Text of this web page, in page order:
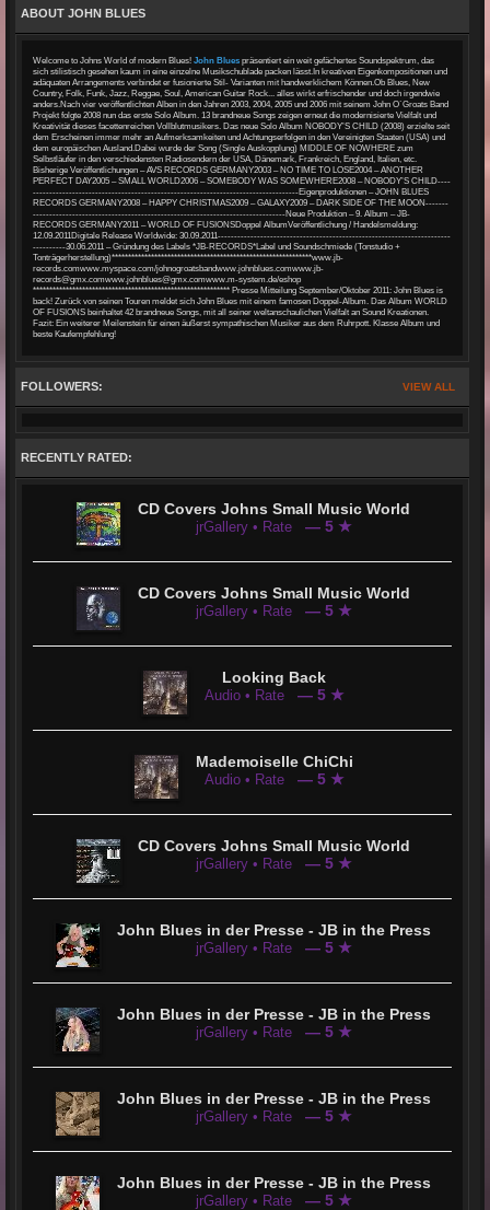
ABOUT JOHN BLUES
Welcome to Johns World of modern Blues!John Blues präsentiert ein weit gefächertes Soundspektrum, das
sich stilistisch gesehen kaum in eine einzelne Musikschublade packen lässt.In kreativen Eigenkompositionen und
adäquaten Arrangements verbindet er fusionierte Stil- Varianten mit handwerklichem Können.Ob Blues, New
Country, Folk, Funk, Jazz, Reggae, Soul, American Guitar Rock... alles wirkt erfrischender und doch irgendwie
anders.Nach vier veröffentlichten Alben in den Jahren 2003, 2004, 2005 und 2006 mit seinem John O`Groats Band
Projekt folgte 2008 nun das erste Solo Album. 13 brandneue Songs zeigen erneut die modernisierte Vielfalt und
Kreativität dieses facettenreichen Vollblutmusikers. Das neue Solo Album NOBODY’S CHILD (2008) erzielte seit
dem Erscheinen immer mehr an Aufmerksamkeiten und Achtungserfolgen in den Vereinigten Staaten (USA) und
dem europäischen Ausland.Dabei wurde der Song (Single Auskopplung) MIDDLE OF NOWHERE zum
Selbstläufer in den verschiedensten Radiosendern der USA, Dänemark, Frankreich, England, Italien, etc.
Bisherige Veröffentlichungen – AVS RECORDS GERMANY2003 – NO TIME TO LOSE2004 – ANOTHER
PERFECT DAY2005 – SMALL WORLD2006 – SOMEBODY WAS SOMEWHERE2008 – NOBODY’S CHILD----
---------------------------------------------------------------------------------Eigenproduktionen – JOHN BLUES
RECORDS GERMANY2008 – HAPPY CHRISTMAS2009 – GALAXY2009 – DARK SIDE OF THE MOON-------
-----------------------------------------------------------------------------Neue Produktion – 9. Album – JB-
RECORDS GERMANY2011 – WORLD OF FUSIONSDoppel AlbumVeröffentlichung / Handelsmeldung:
12.09.2011Digitale Release Worldwide: 30.09.2011-----------------------------------------------------------------------
----------30.06.2011 – Gründung des Labels *JB-RECORDS*Label und Soundschmiede (Tonstudio +
Tonträgerherstellung)*************************************************************www.jb-
records.comwww.myspace.com/johnogroatsbandwww.johnblues.comwww.jb-
records@gmx.comwww.johnblues@gmx.comwww.m-system.de/eshop
************************************************************ Presse Mitteilung September/Oktober 2011: John Blues is
back! Zurück von seinen Touren meldet sich John Blues mit einem famosen Doppel-Album. Das Album WORLD
OF FUSIONS beinhaltet 42 brandneue Songs, mit all seiner weltanschaulichen Vielfalt an Sound Kreationen.
Fazit: Ein weiterer Meilenstein für einen äußerst sympathischen Musiker aus dem Ruhrpott. Klasse Album und
beste Kaufempfehlung!
VIEW ALL
FOLLOWERS:
RECENTLY RATED:
CD Covers Johns Small Music World
jrGallery • Rate — 5 ★
CD Covers Johns Small Music World
jrGallery • Rate — 5 ★
Looking Back
Audio • Rate — 5 ★
Mademoiselle ChiChi
Audio • Rate — 5 ★
CD Covers Johns Small Music World
jrGallery • Rate — 5 ★
John Blues in der Presse - JB in the Press
jrGallery • Rate — 5 ★
John Blues in der Presse - JB in the Press
jrGallery • Rate — 5 ★
John Blues in der Presse - JB in the Press
jrGallery • Rate — 5 ★
John Blues in der Presse - JB in the Press
jrGallery • Rate — 5 ★